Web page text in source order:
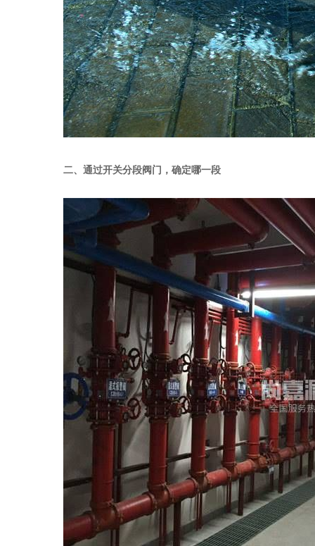
二、通过开关分段阀门，确定哪一段